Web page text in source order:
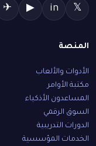
𝕏
in
▶
✈
المنصة
الأدوات والألعاب
مكتبة الأوامر
المساعدون الأذكياء
السوق الرقمي
الدورات التدريبية
الخدمات المؤسسية